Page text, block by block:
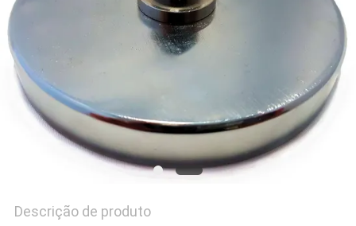
Descrição de produto